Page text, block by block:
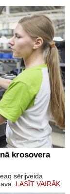
krosovera
sērijveida
LASĪT VAIRĀK